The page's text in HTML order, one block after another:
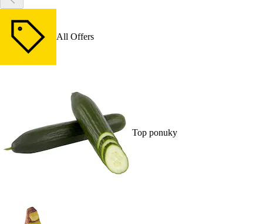
All Offers
Top ponuky